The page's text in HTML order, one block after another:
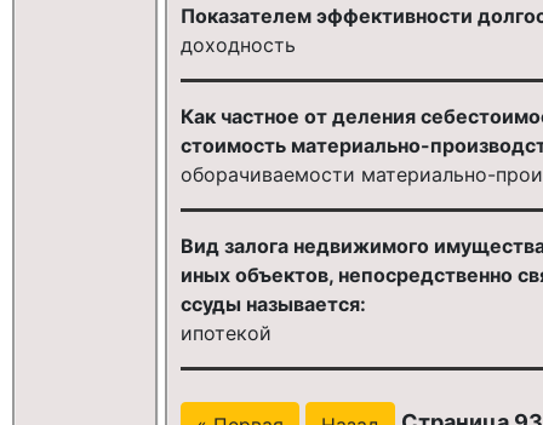
Показателем эффективности
доходность
Как частное от деления
стоимость материально-
оборачиваемости материально-
Вид залога недвижимого
иных объектов, непосредственно
ссуды называется:
ипотекой